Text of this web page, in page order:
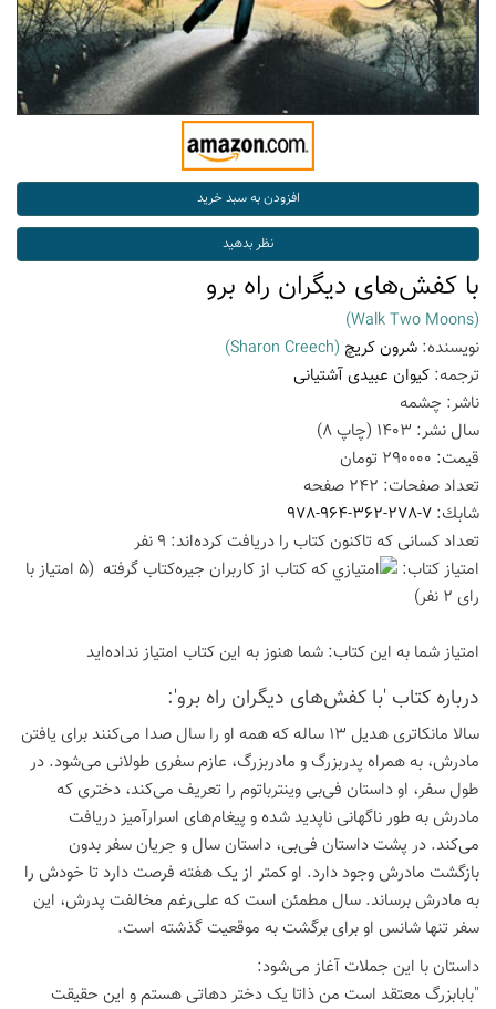
با کفش‌های دیگران راه برو
(Walk Two Moons)
نویسنده: شرون کریچ (Sharon Creech)
ترجمه: کیوان عبیدی آشتیانی
ناشر: چشمه
سال نشر: 1403 (چاپ8
)
قیمت: 290000 تومان
تعداد صفحات: 242 صفحه
شابك: 978-964-362-278-7
تعداد كسانی كه تاكنون كتاب را دریافت كرده‌اند: 9 نفر
امتیاز كتاب:
(5 امتیاز با
رای 2 نفر)
امتیاز شما به این كتاب: شما هنوز به این كتاب امتیاز نداده‌اید
درباره كتاب 'با کفش‌های دیگران راه برو':
سالا مانکاتری هدیل 13 ساله که همه او را سال صدا می‌کنند برای یافتن
مادرش، به همراه پدربزرگ و مادربزرگ، عازم سفری طولانی می‌شود. در
طول سفر، او داستان فی‌بی وینترباتوم را تعریف می‌کند، دختری که
مادرش به طور ناگهانی ناپدید شده و پیغام‌های اسرارآمیز دریافت
می‌کند. در پشت داستان فی‌بی، داستان سال و جریان سفر بدون
بازگشت مادرش وجود دارد. او کمتر از یک هفته فرصت دارد تا خودش را
به مادرش برساند. سال مطمئن است که علی‌رغم مخالفت پدرش، این
سفر تنها شانس او برای برگشت به موقعیت گذشته است.
داستان با این جملات آغاز می‌شود:
"بابابزرگ معتقد است من ذاتا یک دختر دهاتی هستم و این حقیقت